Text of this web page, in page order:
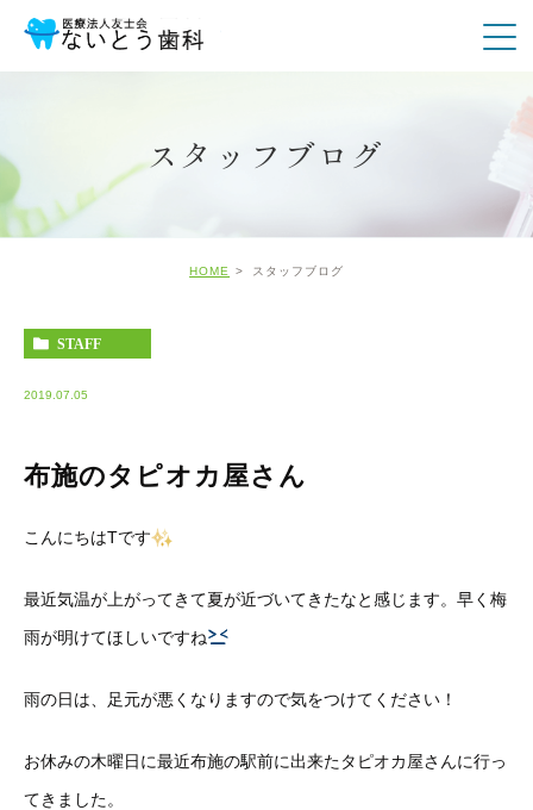
スタッフブログ
HOME スタッフブログ
STAFF
2019.07.05
布施のタピオカ屋さん
こんにちはTです
最近気温が上がってきて夏が近づいてきたなと感じます。早く梅
雨が明けてほしいですね
雨の日は、足元が悪くなりますので気をつけてください！
お休みの木曜日に最近布施の駅前に出来たタピオカ屋さんに行っ
てきました。